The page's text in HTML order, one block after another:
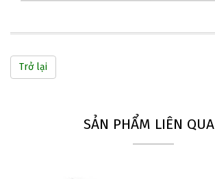
Trở lại
SẢN PHẨM LIÊN